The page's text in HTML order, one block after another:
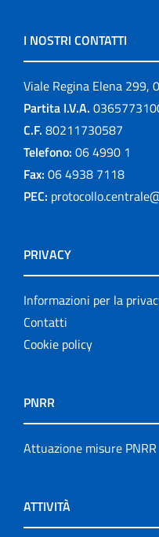
I NOSTRI CONTATTI
Viale Regina Elena 299,
Partita I.V.A.
C.F. 80211730587
Telefono: 06 4990 1
Fax: 06 4938 7118
PEC:
PRIVACY
Informazioni per la
Contatti
Cookie policy
PNRR
Attuazione misure PNRR
ATTIVITÀ